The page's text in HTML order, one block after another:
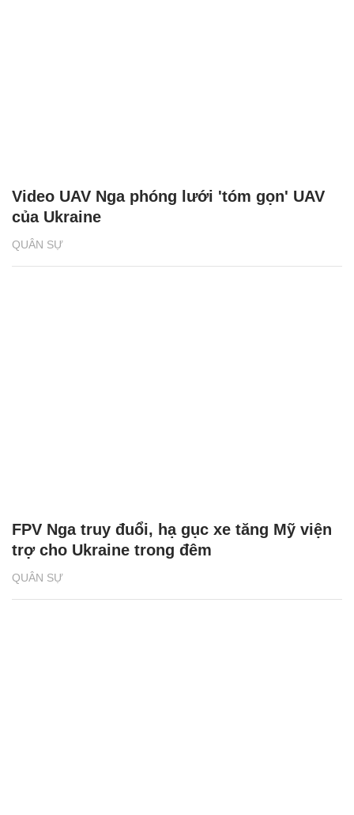
QUÂN SỰ
Video UAV Nga phóng lưới 'tóm gọn' UAV
của Ukraine
QUÂN SỰ
FPV Nga truy đuổi, hạ gục xe tăng Mỹ viện
trợ cho Ukraine trong đêm